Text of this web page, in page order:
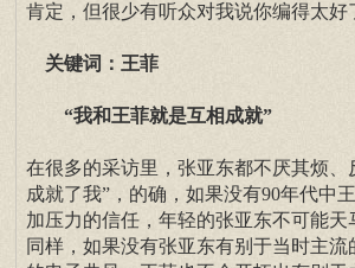
肯定，但很少有听众对我说你编得太
关键词：王菲
“我和王菲就是互相成就”
在很多的采访里，张亚东都不厌其烦、
成就了我”，的确，如果没有90年代中
加压力的信任，年轻的张亚东不可能
同样，如果没有张亚东有别于当时主